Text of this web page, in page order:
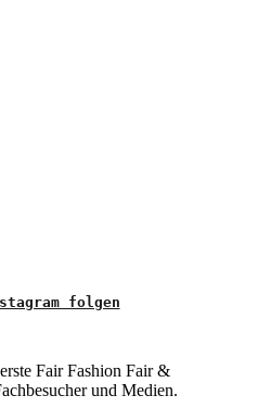
folgen
Fair Fashion Fair &
und Medien.